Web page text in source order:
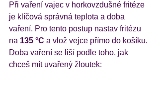
Při vaření vajec v horkovzdušné fritéze
je klíčová správná teplota a doba
vaření. Pro tento postup nastav fritézu
na 135 °C a vlož vejce přímo do košíku.
Doba vaření se liší podle toho, jak
chceš mít uvařený žloutek: